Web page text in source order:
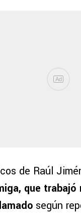
de Raúl
que
según